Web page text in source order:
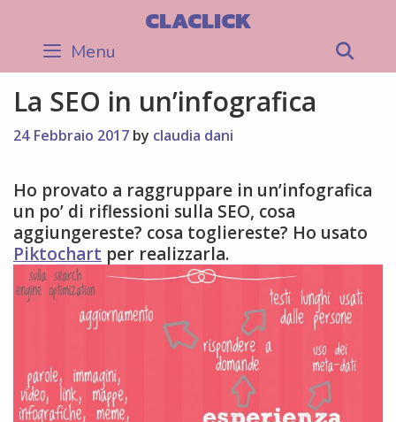
content
CLACLICK
Menu
La SEO in un’infografica
24 Febbraio 2017 by claudia dani
Ho provato a raggruppare in un’infografica
un po’ di riflessioni sulla SEO, cosa
aggiungereste? cosa togliereste? Ho usato
Piktochart per realizzarla.